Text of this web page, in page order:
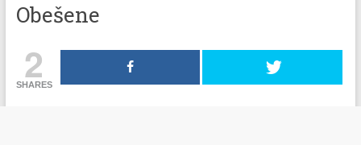
Obešene
2
SHARES